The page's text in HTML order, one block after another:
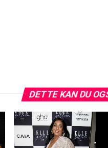
DETTE KAN DU